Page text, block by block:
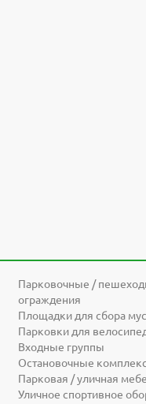
Парковочные /
ограждения
Площадки для сбора
Парковки для
Входные группы
Остановочные
Парковая / уличная
Уличное спортивное